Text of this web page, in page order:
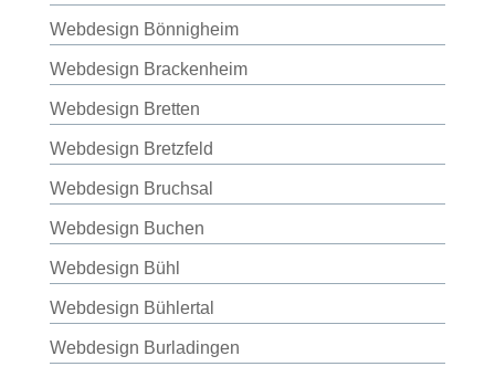
Webdesign Bönnigheim
Webdesign Brackenheim
Webdesign Bretten
Webdesign Bretzfeld
Webdesign Bruchsal
Webdesign Buchen
Webdesign Bühl
Webdesign Bühlertal
Webdesign Burladingen